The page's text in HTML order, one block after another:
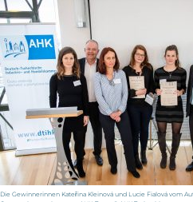
Die Gewinnerinnen Kateřina Kleinová und Lucie Fialová vom